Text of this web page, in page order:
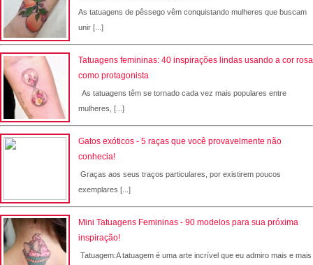
As tatuagens de pêssego vêm conquistando mulheres que buscam
unir [...]
Tatuagens femininas: 40 inspirações lindas usando a cor rosa
como protagonista
As tatuagens têm se tornado cada vez mais populares entre
mulheres, [...]
Gatos exóticos - 5 raças que você provavelmente não
conhecia!
Graças aos seus traços particulares, por existirem poucos
exemplares [...]
Mini Tatuagens Femininas - 90 modelos para sua próxima
inspiração!
Tatuagem:A tatuagem é uma arte incrível que eu admiro mais e mais